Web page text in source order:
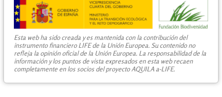
Esta web ha sido creada y es mantenida con la contribución del
instrumento financiero LIFE de la Unión Europea. Su contenido no
refleja la opinión oficial de la Unión Europea. La responsabilidad de la
información y los puntos de vista expresados en esta web recaen
completamente en los socios del proyecto AQUILA a-LIFE.